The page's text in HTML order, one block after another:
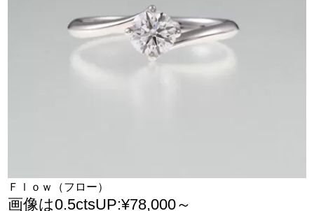
Ｆｌｏｗ（フロー）
画像は0.5ctsUP:¥78,000～